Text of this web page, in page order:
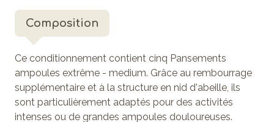
Composition
Ce conditionnement contient cinq Pansements
ampoules extrême - medium. Grâce au rembourrage
supplémentaire et à la structure en nid d'abeille, ils
sont particulièrement adaptés pour des activités
intenses ou de grandes ampoules douloureuses.